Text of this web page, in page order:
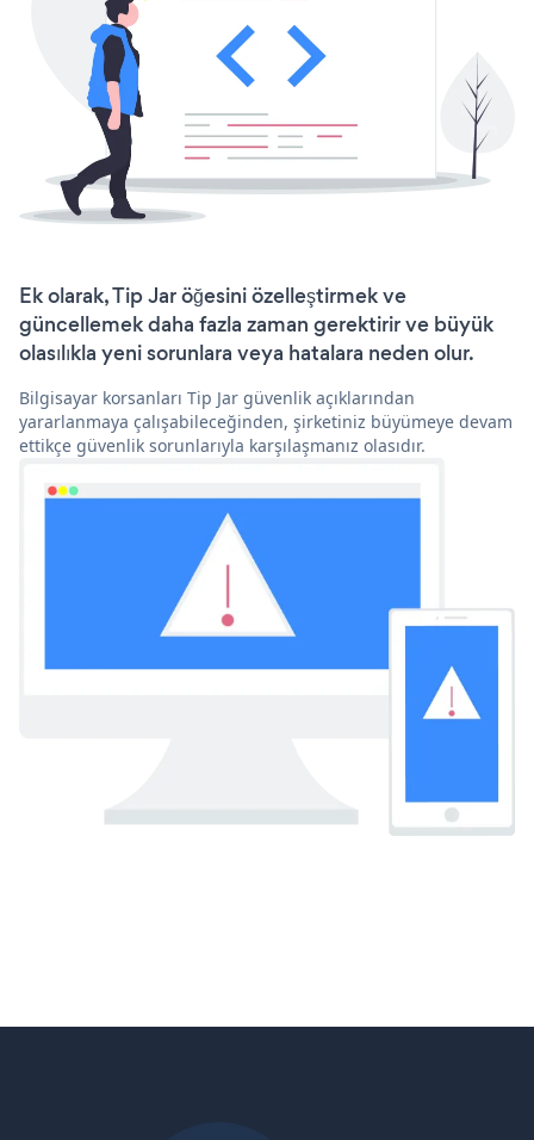
Ek olarak, Tip Jar öğesini özelleştirmek ve
güncellemek daha fazla zaman gerektirir ve büyük
olasılıkla yeni sorunlara veya hatalara neden olur.
Bilgisayar korsanları Tip Jar güvenlik açıklarından
yararlanmaya çalışabileceğinden, şirketiniz büyümeye devam
ettikçe güvenlik sorunlarıyla karşılaşmanız olasıdır.